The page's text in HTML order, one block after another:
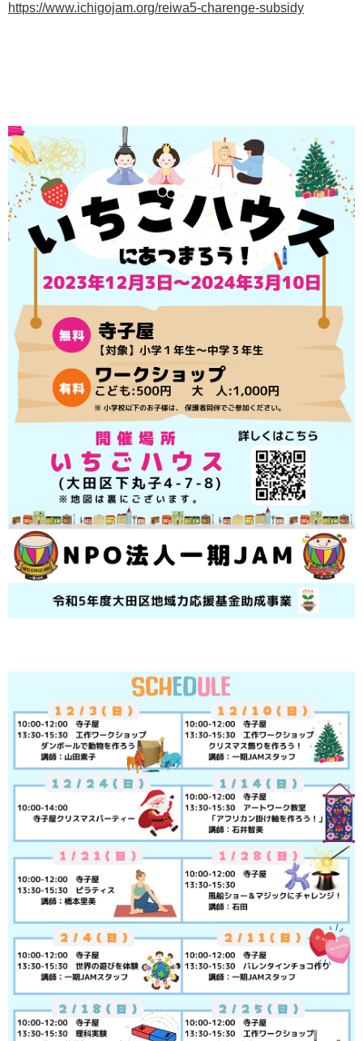
https://www.ichigojam.org/reiwa5-charenge-subsidy